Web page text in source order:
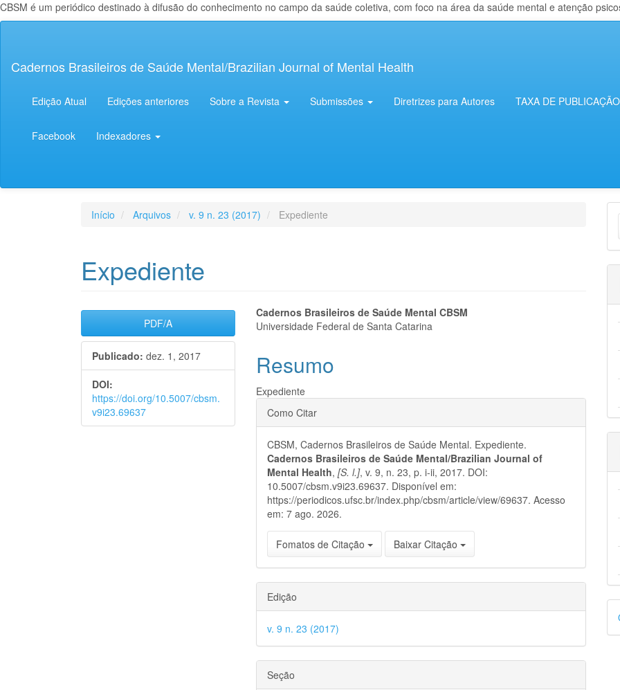
CBSM é um periódico destinado à difusão do conhecimento no campo da saúde coletiva, com foco na área da saúde mental e atenção
principal
Lateral
Cadernos Brasileiros de Saúde Mental/Brazilian Journal of Mental Health
Edição Atual Edições anteriores Sobre a Revista Submissões Diretrizes para Autores TAXA DE PUBLICAÇÃO
Facebook Indexadores
Início Arquivos v. 9 n. 23 (2017) Expediente
Expediente
Barra
lateral
de
artigos
PDF/A
Publicado: dez. 1, 2017
DOI:
https://doi.org/10.5007/cbsm.
v9i23.69637
Conteúdo
artigo
principal
Cadernos Brasileiros de Saúde Mental CBSM
Universidade Federal de Santa Catarina
Resumo
Expediente
Detalhes
do
artigo
Como Citar
CBSM, Cadernos Brasileiros de Saúde Mental. Expediente.
Cadernos Brasileiros de Saúde Mental/Brazilian Journal of
Mental Health,[S. l.], v. 9, n. 23, p. i-ii, 2017. DOI:
10.5007/cbsm.v9i23.69637. Disponível em:
https://periodicos.ufsc.br/index.php/cbsm/article/view/69637. Acesso
em: 7 ago. 2026.
Fomatos de Citação Baixar Citação
Edição
v. 9 n. 23 (2017)
Seção